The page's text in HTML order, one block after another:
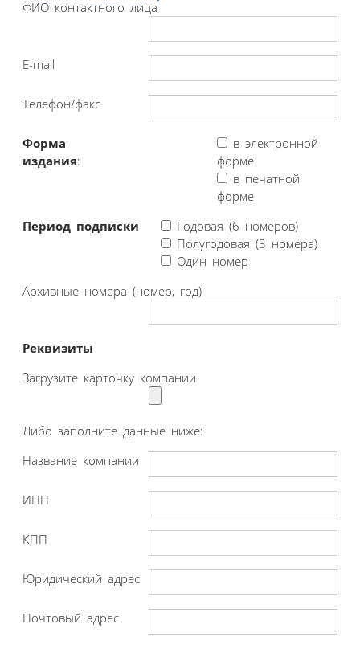
ФИО контактного лица
E-mail
Телефон/факс
Форма
издания:
в электронной
форме
в печатной
форме
Период подписки
Годовая (6 номеров)
Полугодовая (3 номера)
Один номер
Архивные номера (номер, год)
Реквизиты
Загрузите карточку компании
Либо заполните данные ниже:
Название компании
ИНН
КПП
Юридический адрес
Почтовый адрес